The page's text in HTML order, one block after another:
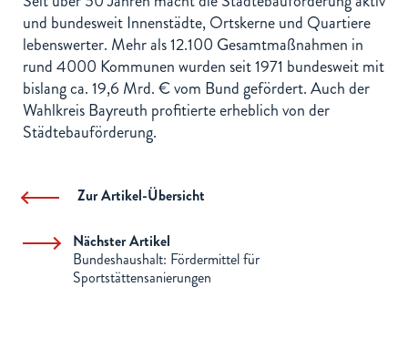
und bundesweit Innenstädte, Ortskerne und Quartiere
lebenswerter. Mehr als 12.100 Gesamtmaßnahmen in
rund 4000 Kommunen wurden seit 1971 bundesweit mit
bislang ca. 19,6 Mrd. € vom Bund gefördert. Auch der
Wahlkreis Bayreuth profitierte erheblich von der
Städtebauförderung.
Zur Artikel-Übersicht
Nächster Artikel
Bundeshaushalt: Fördermittel für
Sportstättensanierungen